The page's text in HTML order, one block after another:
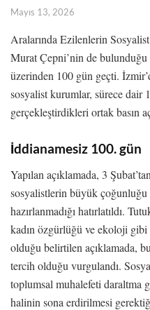
Mayıs 13, 2026
Aralarında Ezilenlerin
Murat Çepni’nin de bulunduğu
üzerinden 100 gün geçti.
sosyalist kurumlar, sürece dair
gerçekleştirdikleri ortak basın
İddianamesiz 100. gün
Yapılan açıklamada, 3
sosyalistlerin büyük
hazırlanmadığı hatırlatıldı.
kadın özgürlüğü ve ekoloji
olduğu belirtilen açıklamada,
tercih olduğu vurgulandı.
toplumsal muhalefeti
halinin sona erdirilmesi